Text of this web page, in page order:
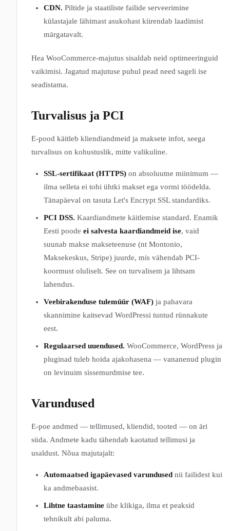
CDN. Piltide ja staatiliste failide serveerimine
külastajale lähimast asukohast kiirendab laadimist
märgatavalt.
Hea WooCommerce-majutus sisaldab neid optimeeringuid
vaikimisi. Jagatud majutuse puhul pead need sageli ise
seadistama.
Turvalisus ja PCI
E-pood käitleb kliendiandmeid ja maksete infot, seega
turvalisus on kohustuslik, mitte valikuline.
SSL-sertifikaat (HTTPS) on absoluutne miinimum —
ilma selleta ei tohi ühtki makset ega vormi töödelda.
Tänapäeval on tasuta Let's Encrypt SSL standardiks.
PCI DSS. Kaardiandmete käitlemise standard. Enamik
Eesti poode ei salvesta kaardiandmeid ise, vaid
suunab makse makseteenuse (nt Montonio,
Maksekeskus, Stripe) juurde, mis vähendab PCI-
koormust oluliselt. See on turvalisem ja lihtsam
lahendus.
Veebirakenduse tulemüür (WAF) ja pahavara
skannimine kaitsevad WordPressi tuntud rünnakute
eest.
Regulaarsed uuendused. WooCommerce, WordPress ja
pluginad tuleb hoida ajakohasena — vananenud plugin
on levinuim sissemurdmise tee.
Varundused
E-poe andmed — tellimused, kliendid, tooted — on äri
süda. Andmete kadu tähendab kaotatud tellimusi ja
usaldust. Nõua majutajalt:
Automaatsed igapäevased varundused nii failidest kui
ka andmebaasist.
Lihtne taastamine ühe klikiga, ilma et peaksid
tehnikult abi paluma.